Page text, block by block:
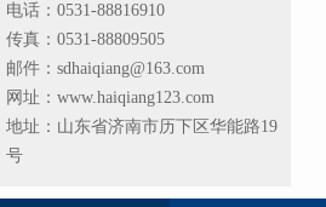
电话：0531-88816910
传真：0531-88809505
邮件：sdhaiqiang@163.com
网址：www.haiqiang123.com
地址：山东省济南市历下区华能路19
号